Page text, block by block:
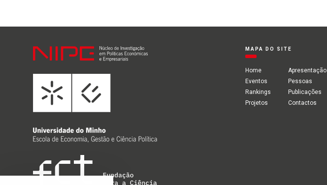
MAPA DO SITE
Home
Apresentação
Eventos
Pessoas
Rankings
Publicações
Projetos
Contactos